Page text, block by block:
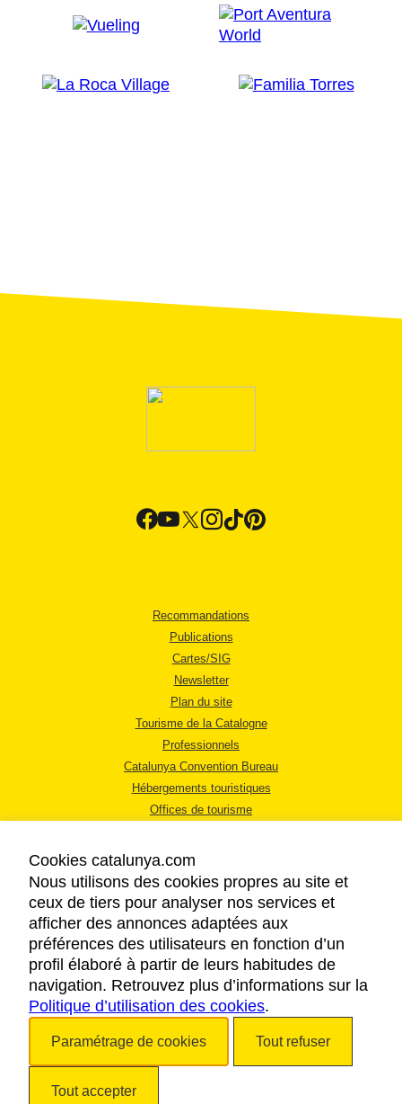
Recommandations
Publications
Cartes/SIG
Newsletter
Plan du site
Tourisme de la Catalogne
Professionnels
Catalunya Convention Bureau
Hébergements touristiques
Offices de tourisme
MENTIONS LÉGALES
RÈGLES DE CONFIDENTIALITÉ
COOKIES
ACCESSIBILITÉ
Cookies catalunya.com
Nous utilisons des cookies propres au site et
ceux de tiers pour analyser nos services et
afficher des annonces adaptées aux
préférences des utilisateurs en fonction d’un
profil élaboré à partir de leurs habitudes de
navigation. Retrouvez plus d’informations sur la
Politique d’utilisation des cookies.
Paramétrage de cookies Tout refuser
Tout accepter